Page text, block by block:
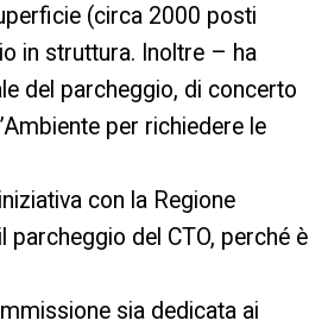
(circa 2000 posti
in struttura. Inoltre – ha
del parcheggio, di concerto
per richiedere le
con la Regione
parcheggio del CTO, perché è
sia dedicata ai